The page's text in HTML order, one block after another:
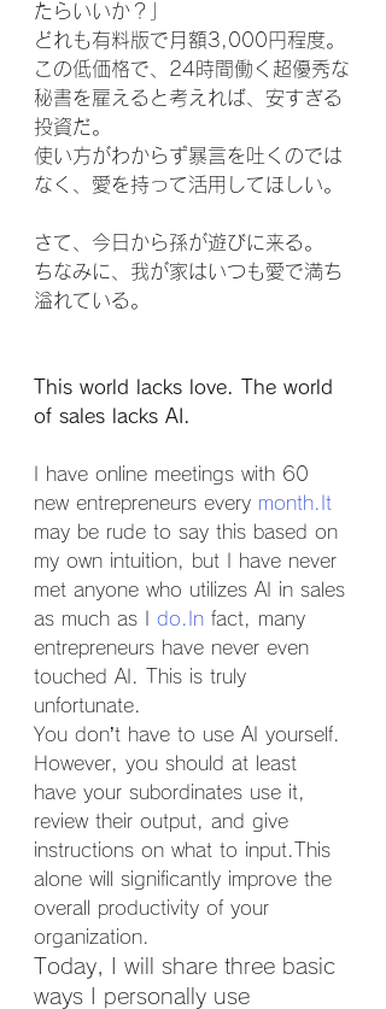
たらいいか？」
どれも有料版で月額3,000円程度。
この低価格で、24時間働く超優秀な
秘書を雇えると考えれば、安すぎる
投資だ。
使い方がわからず暴言を吐くのでは
なく、愛を持って活用してほしい。
さて、今日から孫が遊びに来る。
ちなみに、我が家はいつも愛で満ち
溢れている。
This world lacks love. The world
of sales lacks AI.
I have online meetings with 60
new entrepreneurs every month.It
may be rude to say this based on
my own intuition, but I have never
met anyone who utilizes AI in sales
as much as I do.In fact, many
entrepreneurs have never even
touched AI. This is truly
unfortunate.
You don’t have to use AI yourself.
However, you should at least
have your subordinates use it,
review their output, and give
instructions on what to input.This
alone will significantly improve the
overall productivity of your
organization.
Today, I will share three basic
ways I personally use